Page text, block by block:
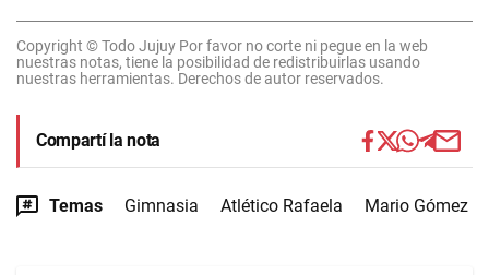
Copyright © Todo Jujuy Por favor no corte ni pegue en la web
nuestras notas, tiene la posibilidad de redistribuirlas usando
nuestras herramientas. Derechos de autor reservados.
Compartí la nota
Temas Gimnasia Atlético Rafaela Mario Gómez